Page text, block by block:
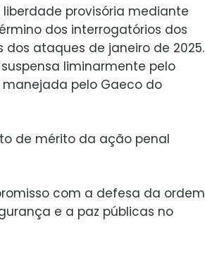
provisória mediante
dos interrogatórios dos
ataques de janeiro de 2025.
liminarmente pelo
pelo Gaeco do
de mérito da ação penal
com a defesa da ordem
e a paz públicas no